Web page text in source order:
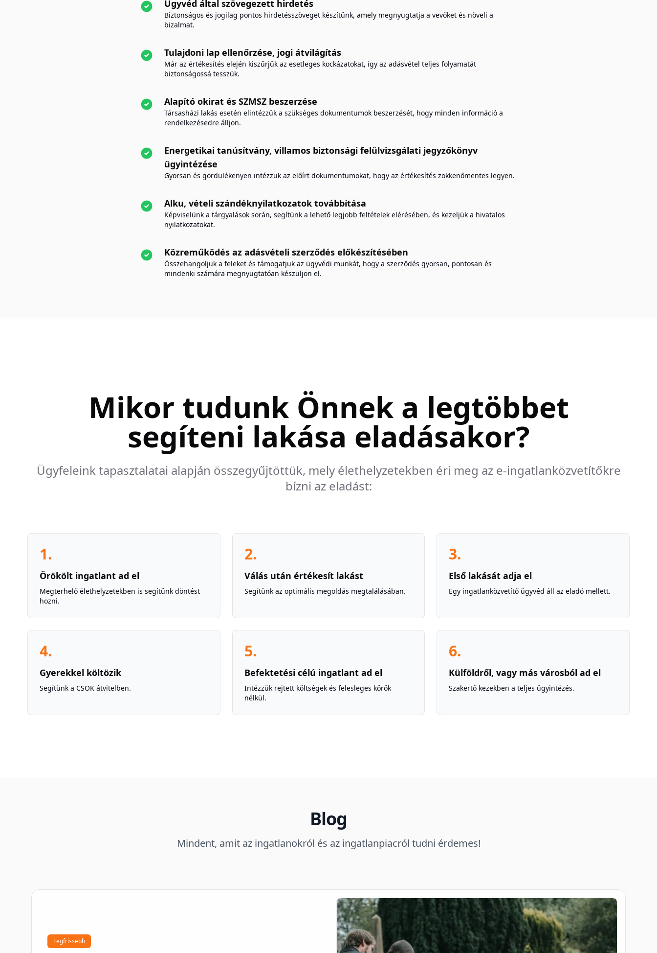
Ügyvéd által szövegezett hirdetés
Biztonságos és jogilag pontos hirdetésszöveget készítünk, amely megnyugtatja a vevőket és növeli a
bizalmat.
Tulajdoni lap ellenőrzése, jogi átvilágítás
Már az értékesítés elején kiszűrjük az esetleges kockázatokat, így az adásvétel teljes folyamatát
biztonságossá tesszük.
Alapító okirat és SZMSZ beszerzése
Társasházi lakás esetén elintézzük a szükséges dokumentumok beszerzését, hogy minden információ a
rendelkezésedre álljon.
Energetikai tanúsítvány, villamos biztonsági felülvizsgálati jegyzőkönyv
ügyintézése
Gyorsan és gördülékenyen intézzük az előírt dokumentumokat, hogy az értékesítés zökkenőmentes legyen.
Alku, vételi szándéknyilatkozatok továbbítása
Képviselünk a tárgyalások során, segítünk a lehető legjobb feltételek elérésében, és kezeljük a hivatalos
nyilatkozatokat.
Közreműködés az adásvételi szerződés előkészítésében
Összehangoljuk a feleket és támogatjuk az ügyvédi munkát, hogy a szerződés gyorsan, pontosan és
mindenki számára megnyugtatóan készüljön el.
Mikor tudunk Önnek a legtöbbet
segíteni lakása eladásakor?
Ügyfeleink tapasztalatai alapján összegyűjtöttük, mely élethelyzetekben éri meg az e-ingatlanközvetítőkre
bízni az eladást:
1.
Örökölt ingatlant ad el
Megterhelő élethelyzetekben is segítünk döntést
hozni.
2.
Válás után értékesít lakást
Segítünk az optimális megoldás megtalálásában.
3.
Első lakását adja el
Egy ingatlanközvetítő ügyvéd áll az eladó mellett.
4.
Gyerekkel költözik
Segítünk a CSOK átvitelben.
5.
Befektetési célú ingatlant ad el
Intézzük rejtett költségek és felesleges körök
nélkül.
6.
Külföldről, vagy más városból ad el
Szakertő kezekben a teljes ügyintézés.
Blog
Mindent, amit az ingatlanokról és az ingatlanpiacról tudni érdemes!
Legfrissebb